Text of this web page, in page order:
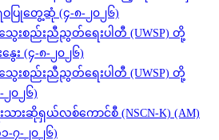
ပြုတွေ့ဆုံ (၄-၈-၂၀၂၆)
ည်သွေးစည်းညီညွတ်ရေးပါတီ (UWSP) တို့
း (၄-၈-၂၀၂၆)
ည်သွေးစည်းညီညွတ်ရေးပါတီ (UWSP) တို့
၀၂၆)
းသားဆိုရှယ်လစ်ကောင်စီ (NSCN-K) (AM)
-၇-၂၀၂၆)